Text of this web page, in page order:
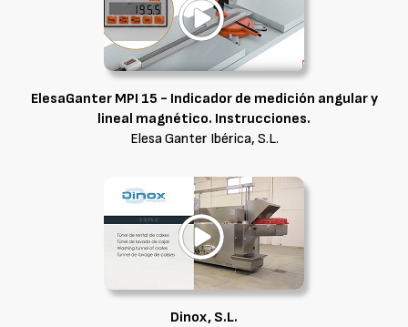
ElesaGanter MPI 15 - Indicador de medición angular y
lineal magnético. Instrucciones.
Elesa Ganter Ibérica, S.L.
Dinox, S.L.